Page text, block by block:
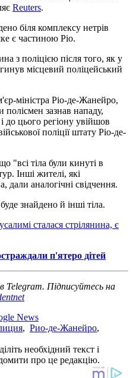
Reuters.
біля комплексу нетрів
є частиною Ріо.
з поліцією після того, як у
місцевий поліцейський
міністра Ріо-де-Жанейро,
полісмен зазнав нападу,
до цього регіону увійшов
поліції штату Ріо-де-
"всі тіла були кинуті в
Інші жителі, які
дали аналогічні свідчення.
знайдено й інші тіла.
сталася стрілянина, є
п'ятеро дітей
в Telegram. Підписуйтесь на
News
, Рио-де-Жанейро,
необхідний текст і
про це редакцію.